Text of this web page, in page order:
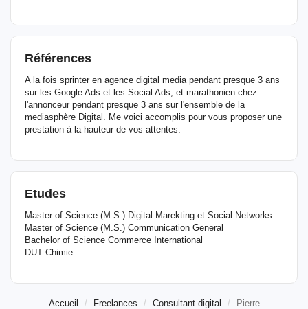
Références
A la fois sprinter en agence digital media pendant presque 3 ans
sur les Google Ads et les Social Ads, et marathonien chez
l'annonceur pendant presque 3 ans sur l'ensemble de la
mediasphère Digital. Me voici accomplis pour vous proposer une
prestation à la hauteur de vos attentes.
Etudes
Master of Science (M.S.) Digital Marekting et Social Networks
Master of Science (M.S.) Communication General
Bachelor of Science Commerce International
DUT Chimie
Accueil Freelances Consultant digital Pierre